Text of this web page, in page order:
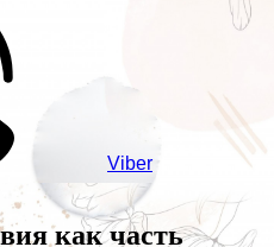
Viber
как часть